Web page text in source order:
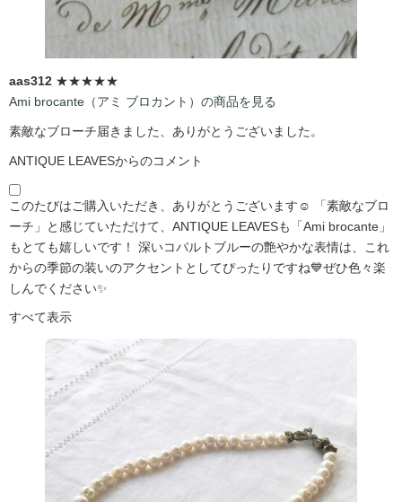
aas312 ★★★★★
Ami brocante（アミ ブロカント）の商品を見る
素敵なブローチ届きました、ありがとうございました。
ANTIQUE LEAVESからのコメント
このたびはご購入いただき、ありがとうございます☺️ 「素敵なブロ
ーチ」と感じていただけて、ANTIQUE LEAVESも「Ami brocante」
もとても嬉しいです！ 深いコバルトブルーの艶やかな表情は、これ
からの季節の装いのアクセントとしてぴったりですね💙ぜひ色々楽
しんでください✨
すべて表示